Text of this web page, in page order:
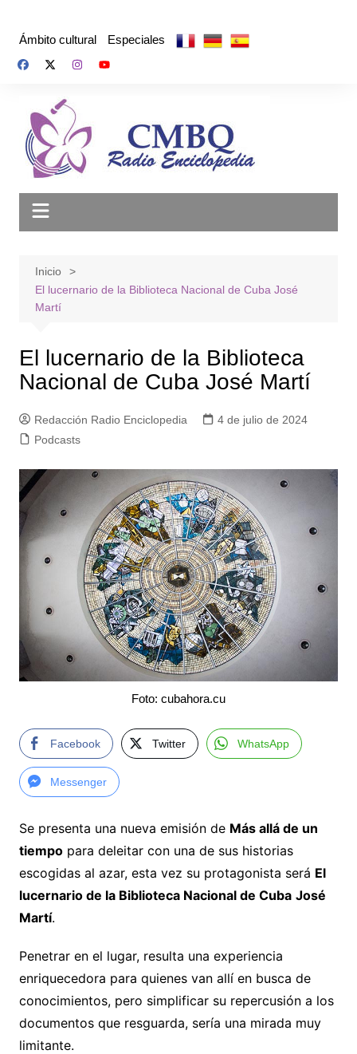
Ámbito cultural Especiales
Inicio
El lucernario de la Biblioteca Nacional de Cuba José
Martí
El lucernario de la Biblioteca
Nacional de Cuba José Martí
Redacción Radio Enciclopedia
4 de julio de 2024
Podcasts
Foto: cubahora.cu
Facebook Twitter WhatsApp
Messenger
Se presenta una nueva emisión de Más allá de un
tiempopara deleitar con una de sus historias
escogidas al azar, esta vez su protagonista será El
lucernario de la Biblioteca Nacional de Cuba José
Martí.
Penetrar en el lugar, resulta una experiencia
enriquecedora para quienes van allí en busca de
conocimientos, pero simplificar su repercusión a los
documentos que resguarda, sería una mirada muy
limitante.